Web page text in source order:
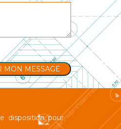
disposition pour